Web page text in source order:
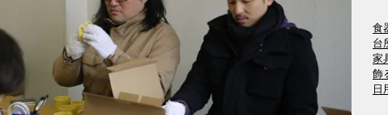
食
台
家
飾
日